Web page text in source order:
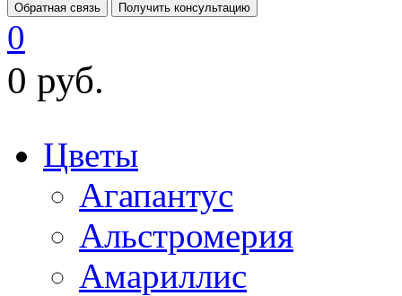
Обратная связь Получить консультацию
0
0 руб.
Цветы
Агапантус
Альстромерия
Амариллис